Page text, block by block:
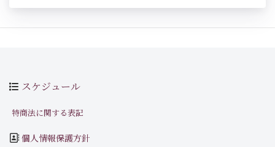
スケジュール
特商法に関する表記
個人情報保護方針